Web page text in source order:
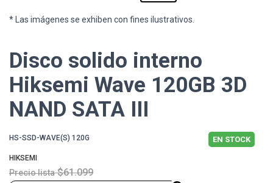
* Las imágenes se exhiben con fines ilustrativos.
Disco solido interno
Hiksemi Wave 120GB 3D
NAND SATA III
HS-SSD-WAVE(S) 120G EN STOCK
HIKSEMI
Precio lista $61.099